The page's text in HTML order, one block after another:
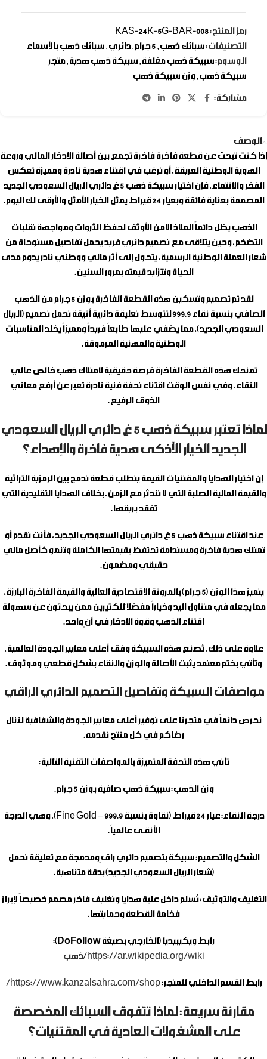
رمز المنتج:KAS-24K-5G-BAR-008
التصنيفات:سبائك ذهب , 5 جرام , دائري , سبائك ذهب بالأسماء
الوسوم:سبيكة ذهب مغلفة , سبيكة ذهب هدية , متجر
سبيكة ذهب , وزن سبيكة ذهب
مشاركة:
الوصف
إذا كنت تبحث عن قطعة فاخرة فاخرة تجمع بين أصالة الادخار المالي وروعة
الهوية الوطنية العريقة، أو ترغب في اقتناء هدية نادرة ومميزة تعكس
الفخر والانتماء، فإن اختيار سبيكة ذهب 5 غ دائري الريال السعودي الجديد
المصممة بعناية فائقة وبعيار 24 قيراط يمثل الخيار الأمثل والأرقى لك اليوم.
الذهب يظل دائماً الملاذ الآمن الأوثق لحفظ الثروات ومواجهة تقلبات
التضخم، وحين يتلاقى مع تصميم دائري فريد يحمل تفاصيل مستوحاة من
شعار العملة الوطنية الرسمية، يتحول إلى أثر مالي ووطني نادر يدوم مدى
الحياة وتتزايد قيمته بمرور السنين.
لقد تم تصميم وتسكين هذه القطعة الفاخرة بوزن 5 جرام من الذهب
الصافي بنسبة نقاء 999.9 لتتوسط تعليقة دائرية أنيقة تحمل تصميم (الريال
السعودي الجديد)، مما يضفي عليها طابعاً فريداً ومميزاً يخلد المناسبات
الوطنية والمهنية المرموقة.
تمنحك هذه القطعة الفاخرة فرصة حقيقية لامتلاك ذهب خالص عالي
النقاء، وفي نفس الوقت اقتناء تحفة فنية نادرة تعبر عن أرفع معاني
الذوق الرفيع.
لماذا تعتبر سبيكة ذهب 5 غ دائري الريال السعودي
الجديد الخيار الأذكى هدية فاخرة والإهداء؟
إن اختيار الهدايا والمقتنيات القيمة يتطلب قطعة تدمج بين الرمزية التراثية
والقيمة المالية الصلبة التي لا تندثر مع الزمن، بخلاف الهدايا التقليدية التي
تفقد بريقها.
عند اقتناء سبيكة ذهب 5 غ دائري الريال السعودي الجديد
، فأنت تقدم أو
تمتلك هدية فاخرة ومستدامة تحتفظ بقيمتها الكاملة وتنمو كأصل مالي
حقيقي ومضمون.
يتميز هذا الوزن (5 جرام) بالمرونة الاقتصادية العالية والقيمة الفاخرة البارزة،
مما يجعله في متناول اليد وخياراً مفضلاً للكثيرين ممن يبحثون عن سهولة
اقتناء الذهب وقوة الادخار في آنٍ واحد.
علاوة على ذلك، تُصنع هذه السبيكة وفق أعلى معايير الجودة العالمية،
وتأتي بختم معتمد يثبت الأصالة والوزن والنقاء بشكل قطعي وموثوق.
مواصفات السبيكة وتفاصيل التصميم الدائري الراقي
نحرص دائماً في متجرنا على توفير أعلى معايير الجودة والشفافية لننال
رضاكم في كل منتج نقدمه.
تأتي هذه التحفة المتميزة بالمواصفات التقنية التالية:
وزن الذهب:سبيكة ذهب صافية بوزن 5 جرام.
درجة النقاء:
عيار 24 قيراط (نقاوة بنسبة 999.9 – Fine Gold)، وهي الدرجة
الأنقـى عالمياً.
الشكل والتصميم:سبيكة بتصميم دائري راقٍ ومدمجة مع تعليقة تحمل
(شعار الريال السعودي الجديد) بدقة متناهية.
التغليف والتوثيق:تُسلم داخل علبة هدايا وتغليف فاخر مصمم خصيصاً لإبراز
فخامة القطعة وحمايتها.
رابط ويكيبيديا (الخارجي بصيغة DoFollow):
https://ar.wikipedia.org/wiki/ذهب
رابط القسم الداخلي للمتجر:https://www.kanzalsahra.com/shop/
مقارنة سريعة: لماذا تتفوق السبائك المخصصة
على المشغولات العادية في المقتنيات؟